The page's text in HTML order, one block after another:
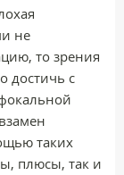
не
то зрения
достичь с
таких
плюсы, так и